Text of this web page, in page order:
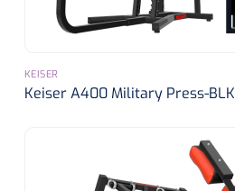
KEISER
Keiser A400 Military Press-BLK